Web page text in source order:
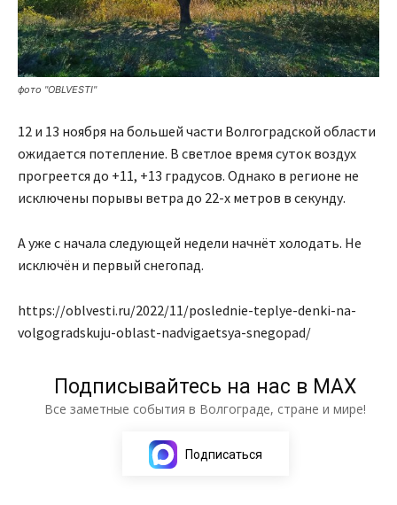
фото "OBLVESTI"
12 и 13 ноября на большей части Волгоградской области
ожидается потепление. В светлое время суток воздух
прогреется до +11, +13 градусов. Однако в регионе не
исключены порывы ветра до 22-х метров в секунду.
А уже с начала следующей недели начнёт холодать. Не
исключён и первый снегопад.
https://oblvesti.ru/2022/11/poslednie-teplye-denki-na-
volgogradskuju-oblast-nadvigaetsya-snegopad/
Подписывайтесь на нас в МАХ
Все заметные события в Волгограде, стране и мире!
Подписаться